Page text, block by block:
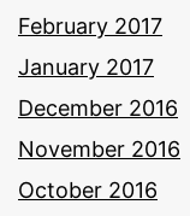
February 2017
January 2017
December 2016
November 2016
October 2016